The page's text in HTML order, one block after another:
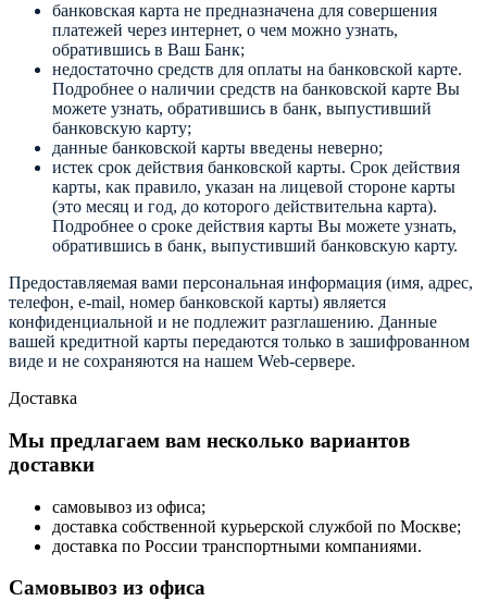
банковская карта не предназначена для совершения
платежей через интернет, о чем можно узнать,
обратившись в Ваш Банк;
недостаточно средств для оплаты на банковской карте.
Подробнее о наличии средств на банковской карте Вы
можете узнать, обратившись в банк, выпустивший
банковскую карту;
данные банковской карты введены неверно;
истек срок действия банковской карты. Срок действия
карты, как правило, указан на лицевой стороне карты
(это месяц и год, до которого действительна карта).
Подробнее о сроке действия карты Вы можете узнать,
обратившись в банк, выпустивший банковскую карту.
Предоставляемая вами персональная информация (имя, адрес,
телефон, e-mail, номер банковской карты) является
конфиденциальной и не подлежит разглашению. Данные
вашей кредитной карты передаются только в зашифрованном
виде и не сохраняются на нашем Web-сервере.
Доставка
Мы предлагаем вам несколько вариантов
доставки
самовывоз из офиса;
доставка собственной курьерской службой по Москве;
доставка по России транспортными компаниями.
Самовывоз из офиса